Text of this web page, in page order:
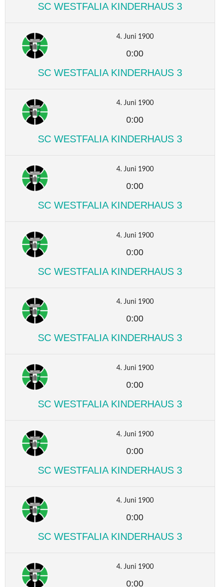
SC WESTFALIA KINDERHAUS 3
4. Juni 1900
0:00
SC WESTFALIA KINDERHAUS 3
4. Juni 1900
0:00
SC WESTFALIA KINDERHAUS 3
4. Juni 1900
0:00
SC WESTFALIA KINDERHAUS 3
4. Juni 1900
0:00
SC WESTFALIA KINDERHAUS 3
4. Juni 1900
0:00
SC WESTFALIA KINDERHAUS 3
4. Juni 1900
0:00
SC WESTFALIA KINDERHAUS 3
4. Juni 1900
0:00
SC WESTFALIA KINDERHAUS 3
4. Juni 1900
0:00
SC WESTFALIA KINDERHAUS 3
4. Juni 1900
0:00